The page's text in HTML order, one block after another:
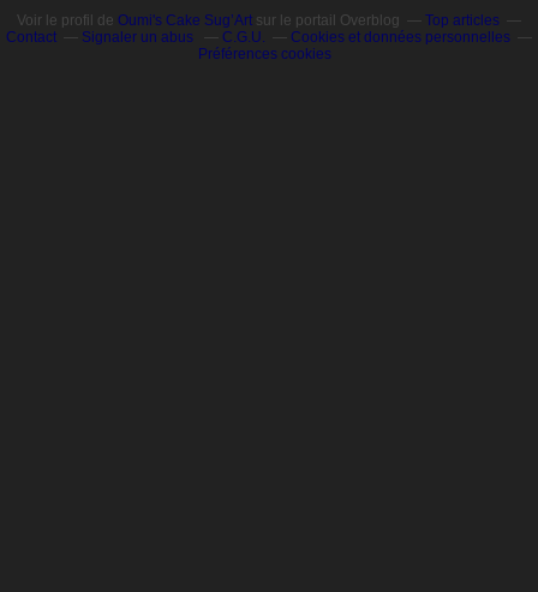
Voir le profil de Oumi's Cake Sug’Art sur le portail Overblog
Top articles
Contact
Signaler un abus C.G.U.
Cookies et données personnelles
Préférences cookies